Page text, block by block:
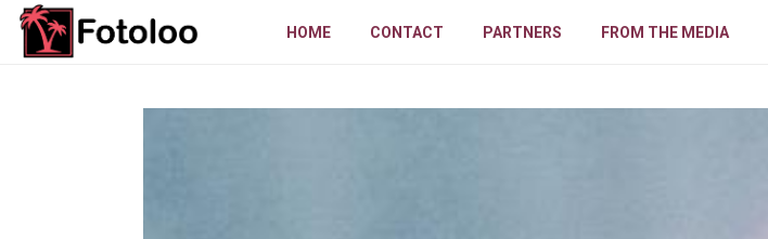
HOME CONTACT PARTNERS FROM THE MEDIA